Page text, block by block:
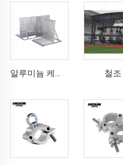
알루미늄 케이블 가림막 철조